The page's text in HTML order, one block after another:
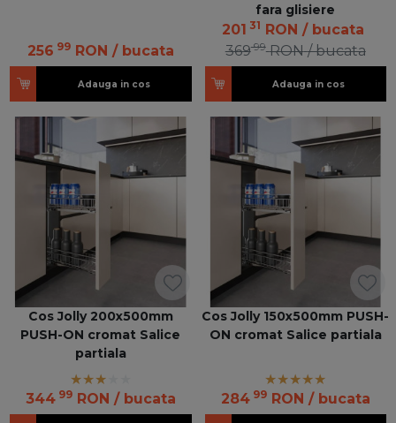
256 99 RON / bucata
Adauga in cos
fara glisiere
201 31 RON / bucata
36999 RON / bucata
Adauga in cos
Cos Jolly 200x500mm
PUSH-ON cromat Salice
partiala
344 99 RON / bucata
Cos Jolly 150x500mm PUSH-
ON cromat Salice partiala
284 99 RON / bucata